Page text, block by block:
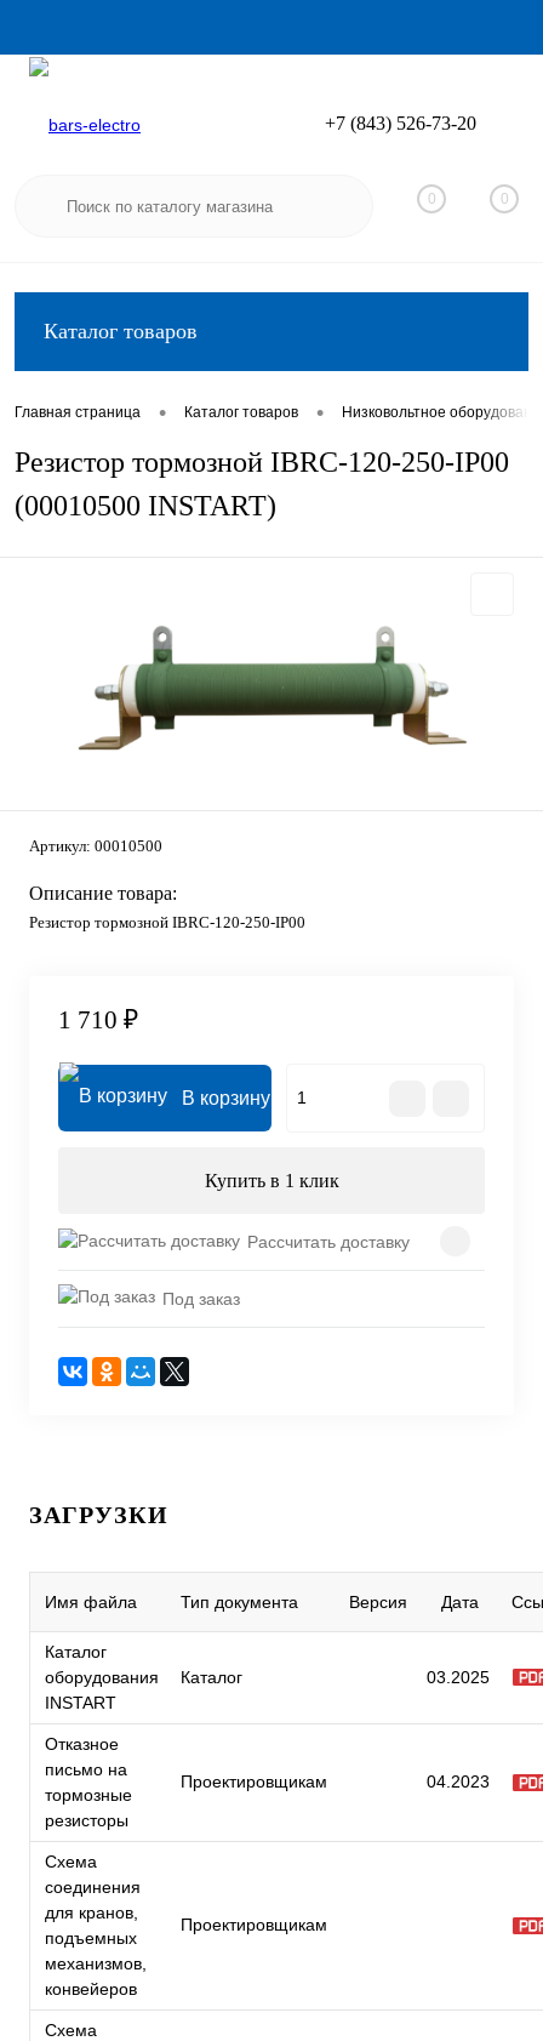
Вход
+7 (843) 526-73-20
0 0
Каталог товаров
Главная страница • Каталог товаров • Низковольтное
Резистор тормозной IBRC-120-250-IP00
(00010500 INSTART)
Артикул: 00010500
Описание товара:
Резистор тормозной IBRC-120-250-IP00
1 710 ₽
В корзину
Купить в 1 клик
Рассчитать доставку
Под заказ
ЗАГРУЗКИ
Имя файла Тип документа Версия Дата
Каталог
оборудования
INSTART
Каталог 03.2025
Отказное
письмо на
тормозные
резисторы
Проектировщикам 04.2023
Схема
соединения
для кранов,
подъемных
механизмов,
конвейеров
Проектировщикам
Схема